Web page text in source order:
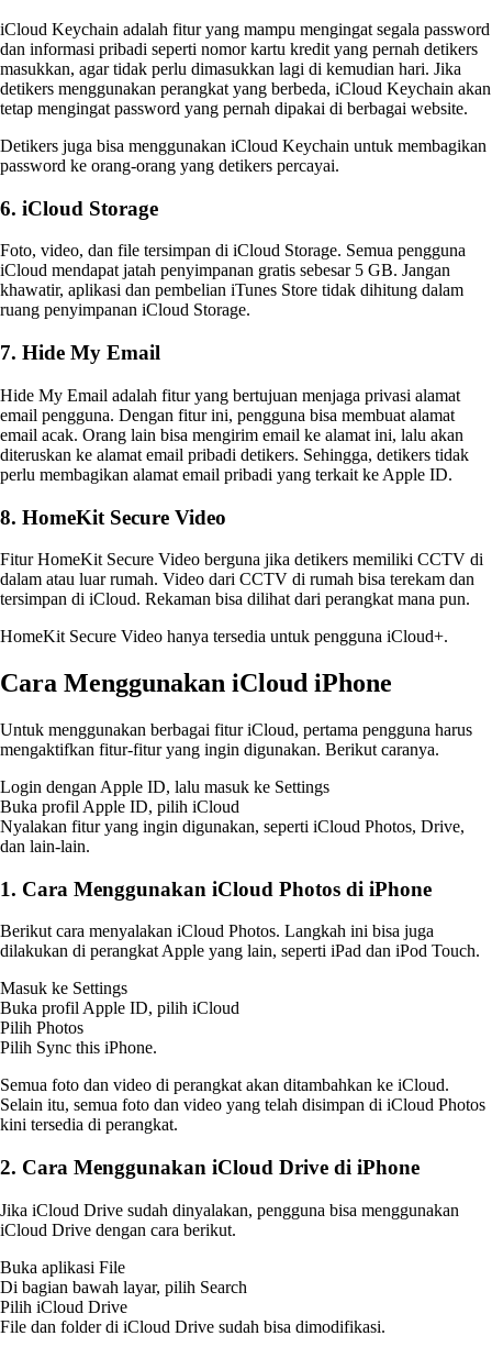
iCloud Keychain adalah fitur yang mampu mengingat segala password
dan informasi pribadi seperti nomor kartu kredit yang pernah detikers
masukkan, agar tidak perlu dimasukkan lagi di kemudian hari. Jika
detikers menggunakan perangkat yang berbeda, iCloud Keychain akan
tetap mengingat password yang pernah dipakai di berbagai website.
Detikers juga bisa menggunakan iCloud Keychain untuk membagikan
password ke orang-orang yang detikers percayai.
6. iCloud Storage
Foto, video, dan file tersimpan di iCloud Storage. Semua pengguna
iCloud mendapat jatah penyimpanan gratis sebesar 5 GB. Jangan
khawatir, aplikasi dan pembelian iTunes Store tidak dihitung dalam
ruang penyimpanan iCloud Storage.
7. Hide My Email
Hide My Email adalah fitur yang bertujuan menjaga privasi alamat
email pengguna. Dengan fitur ini, pengguna bisa membuat alamat
email acak. Orang lain bisa mengirim email ke alamat ini, lalu akan
diteruskan ke alamat email pribadi detikers. Sehingga, detikers tidak
perlu membagikan alamat email pribadi yang terkait ke Apple ID.
8. HomeKit Secure Video
Fitur HomeKit Secure Video berguna jika detikers memiliki CCTV di
dalam atau luar rumah. Video dari CCTV di rumah bisa terekam dan
tersimpan di iCloud. Rekaman bisa dilihat dari perangkat mana pun.
HomeKit Secure Video hanya tersedia untuk pengguna iCloud+.
Cara Menggunakan iCloud iPhone
Untuk menggunakan berbagai fitur iCloud, pertama pengguna harus
mengaktifkan fitur-fitur yang ingin digunakan. Berikut caranya.
Login dengan Apple ID, lalu masuk ke Settings
Buka profil Apple ID, pilih iCloud
Nyalakan fitur yang ingin digunakan, seperti iCloud Photos, Drive,
dan lain-lain.
1. Cara Menggunakan iCloud Photos di iPhone
Berikut cara menyalakan iCloud Photos. Langkah ini bisa juga
dilakukan di perangkat Apple yang lain, seperti iPad dan iPod Touch.
Masuk ke Settings
Buka profil Apple ID, pilih iCloud
Pilih Photos
Pilih Sync this iPhone.
Semua foto dan video di perangkat akan ditambahkan ke iCloud.
Selain itu, semua foto dan video yang telah disimpan di iCloud Photos
kini tersedia di perangkat.
2. Cara Menggunakan iCloud Drive di iPhone
Jika iCloud Drive sudah dinyalakan, pengguna bisa menggunakan
iCloud Drive dengan cara berikut.
Buka aplikasi File
Di bagian bawah layar, pilih Search
Pilih iCloud Drive
File dan folder di iCloud Drive sudah bisa dimodifikasi.